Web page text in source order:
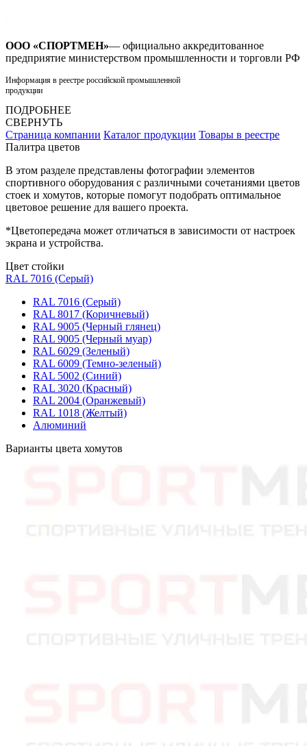
ООО «СПОРТМЕН»— официально аккредитованное
предприятие министерством промышленности и торговли РФ
Информация в реестре российской промышленной
продукции
ПОДРОБНЕЕ
СВЕРНУТЬ
Страница компании Каталог продукции Товары в реестре
Палитра цветов
В этом разделе представлены фотографии элементов
спортивного оборудования с различными сочетаниями цветов
стоек и хомутов, которые помогут подобрать оптимальное
цветовое решение для вашего проекта.
*Цветопередача может отличаться в зависимости от настроек
экрана и устройства.
Цвет стойки
RAL 7016 (Серый)
RAL 7016 (Серый)
RAL 8017 (Коричневый)
RAL 9005 (Черный глянец)
RAL 9005 (Черный муар)
RAL 6029 (Зеленый)
RAL 6009 (Темно-зеленый)
RAL 5002 (Синий)
RAL 3020 (Красный)
RAL 2004 (Оранжевый)
RAL 1018 (Желтый)
Алюминий
Варианты цвета хомутов